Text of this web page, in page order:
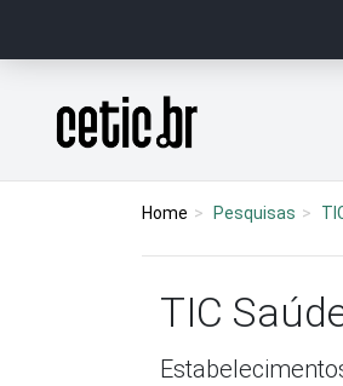
Página inicial
Home Pesquisas
TIC